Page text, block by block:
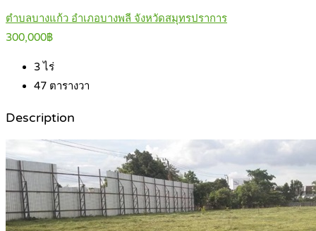
ตำบลบางแก้ว อำเภอบางพลี จังหวัดสมุทรปราการ
300,000฿
3ไร่
47 ตารางวา
Description